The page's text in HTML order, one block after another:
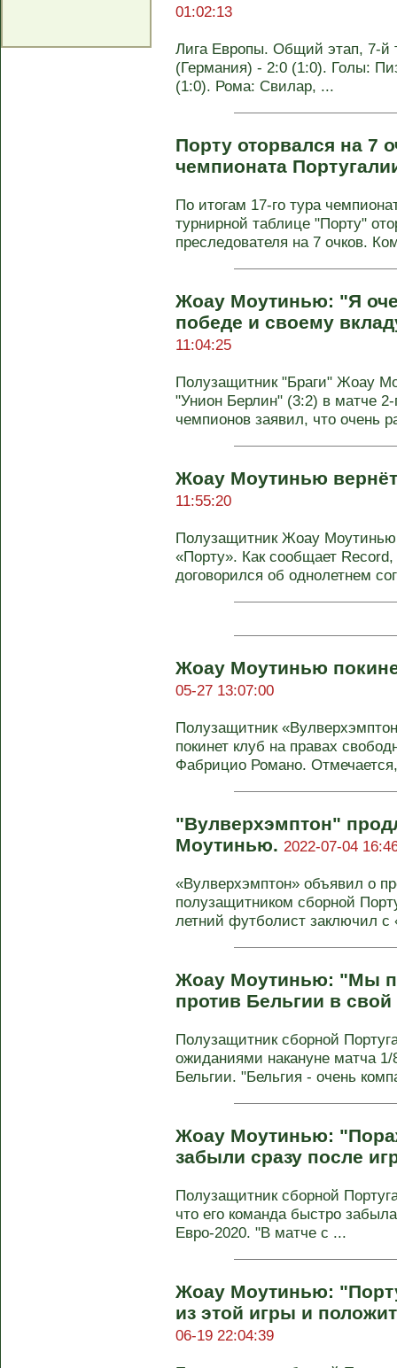
01:02:13
Лига Европы. Общий этап, 7-й
(Германия) - 2:0 (1:0). Голы:
(1:0). Рома: Свилар, ...
Порту оторвался на 7
чемпионата
По итогам 17-го тура
турнирной таблице "Порту"
преследователя на 7 очков.
Жоау Моутинью: "Я
победе и своему
11:04:25
Полузащитник "Браги" Жоау
"Унион Берлин" (3:2) в матче 2-
чемпионов заявил, что очень
Жоау Моутинью
11:55:20
Полузащитник Жоау
«Порту». Как сообщает Record,
договорился об однолетнем
Жоау Моутинью
05-27 13:07:00
Полузащитник
покинет клуб на правах
Фабрицио Романо.
"Вулверхэмптон"
Моутинью. 2022-07-04
«Вулверхэмптон» объявил о
полузащитником сборной
летний футболист заключил с
Жоау Моутинью: "Мы
против Бельгии в
Полузащитник сборной
ожиданиями накануне матча
Бельгии. "Бельгия - очень
Жоау Моутинью:
забыли сразу после
Полузащитник сборной
что его команда быстро
Евро-2020. "В матче с ...
Жоау Моутинью:
из этой игры и
06-19 22:04:39